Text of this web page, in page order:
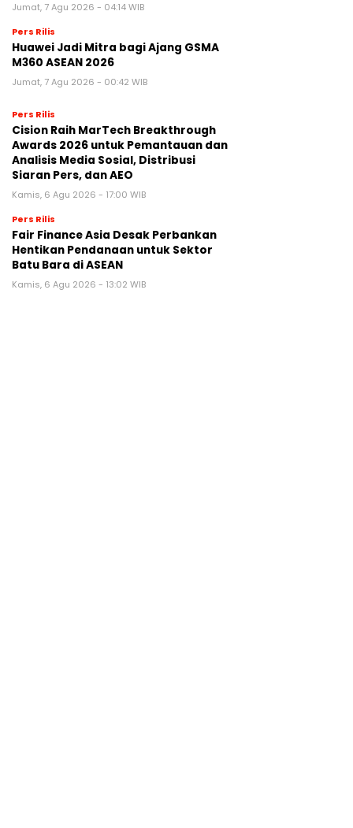
Jumat, 7 Agu 2026 - 04:14 WIB
Pers Rilis
Huawei Jadi Mitra bagi Ajang GSMA
M360 ASEAN 2026
Jumat, 7 Agu 2026 - 00:42 WIB
Pers Rilis
Cision Raih MarTech Breakthrough
Awards 2026 untuk Pemantauan dan
Analisis Media Sosial, Distribusi
Siaran Pers, dan AEO
Kamis, 6 Agu 2026 - 17:00 WIB
Pers Rilis
Fair Finance Asia Desak Perbankan
Hentikan Pendanaan untuk Sektor
Batu Bara di ASEAN
Kamis, 6 Agu 2026 - 13:02 WIB